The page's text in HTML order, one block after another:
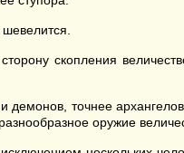
скопления
точнее
оружие